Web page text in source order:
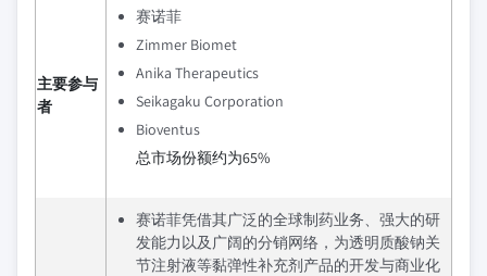
主要参与
者
赛诺菲
Zimmer Biomet
Anika Therapeutics
Seikagaku Corporation
Bioventus
总市场份额约为65%
赛诺菲凭借其广泛的全球制药业务、强大的研
发能力以及广阔的分销网络，为透明质酸钠关
节注射液等黏弹性补充剂产品的开发与商业化